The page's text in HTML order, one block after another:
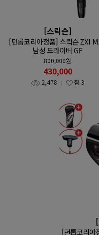
[스릭슨]
[던롭코리아정품] 스릭슨 ZXI
남성 드라이버 GF
800,000원
430,000
2,478 찜 3
[던롭코리아